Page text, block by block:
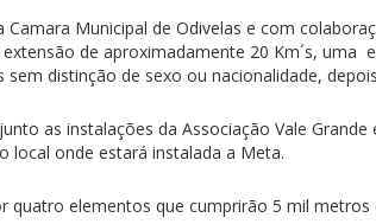
Camara Municipal de Odivelas e com
de aproximadamente 20 Km´s, uma
distinção de sexo ou nacionalidade,
as instalações da Associação Vale
local onde estará instalada a Meta.
quatro elementos que cumprirão 5 mil